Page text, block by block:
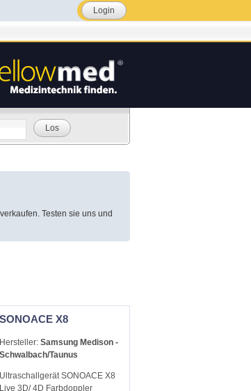
Login
Los
Testen sie uns und
SONOACE X8
Hersteller: Samsung Medison -
Schwalbach/Taunus
Ultraschallgerät SONOACE X8
Live 3D/ 4D Farbdoppler